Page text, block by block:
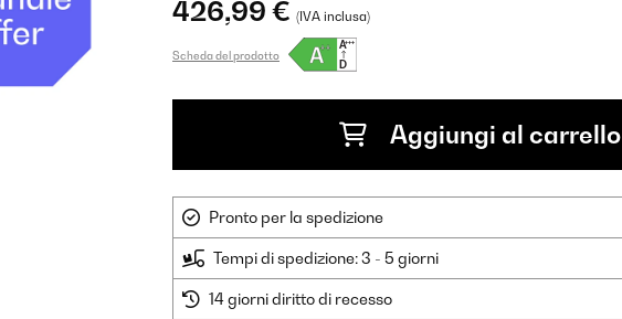
426,99 € (IVA inclusa)
Scheda del prodotto
Aggiungi al carrello
Pronto per la spedizione
Tempi di spedizione: 3 - 5 giorni
14 giorni diritto di recesso